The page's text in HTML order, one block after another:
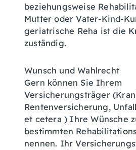
beziehungsweise
Mutter oder Vater-Kind-
geriatrische Reha ist die
zuständig.
Wunsch und Wahlrecht
Gern können Sie Ihrem
Versicherungsträger
Rentenversicherung,
et cetera ) Ihre Wünsche
bestimmten
nennen. Ihr